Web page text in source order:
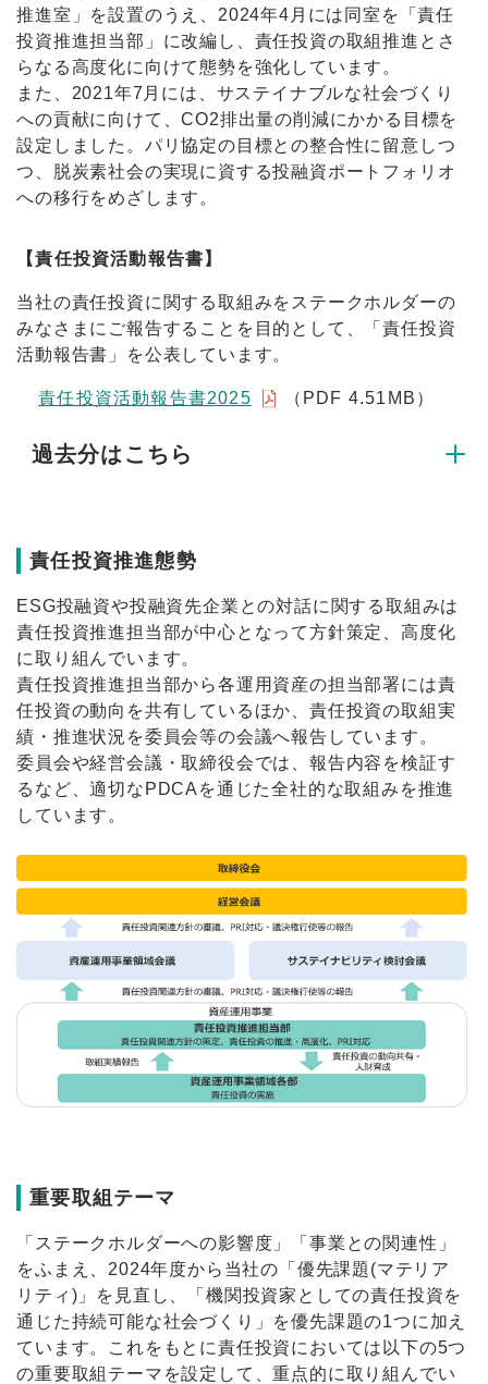
推進室」を設置のうえ、2024年4月には同室を「責任
投資推進担当部」に改編し、責任投資の取組推進とさ
らなる高度化に向けて態勢を強化しています。
また、2021年7月には、サステイナブルな社会づくり
への貢献に向けて、CO2排出量の削減にかかる目標を
設定しました。パリ協定の目標との整合性に留意しつ
つ、脱炭素社会の実現に資する投融資ポートフォリオ
への移行をめざします。
【責任投資活動報告書】
当社の責任投資に関する取組みをステークホルダーの
みなさまにご報告することを目的として、「責任投資
活動報告書」を公表しています。
責任投資活動報告書2025 （PDF 4.51MB）
過去分はこちら
責任投資推進態勢
ESG投融資や投融資先企業との対話に関する取組みは
責任投資推進担当部が中心となって方針策定、高度化
に取り組んでいます。
責任投資推進担当部から各運用資産の担当部署には責
任投資の動向を共有しているほか、責任投資の取組実
績・推進状況を委員会等の会議へ報告しています。
委員会や経営会議・取締役会では、報告内容を検証す
るなど、適切なPDCAを通じた全社的な取組みを推進
しています。
重要取組テーマ
「ステークホルダーへの影響度」「事業との関連性」
をふまえ、2024年度から当社の「優先課題(マテリア
リティ)」を見直し、「機関投資家としての責任投資を
通じた持続可能な社会づくり」を優先課題の1つに加え
ています。これをもとに責任投資においては以下の5つ
の重要取組テーマを設定して、重点的に取り組んでい